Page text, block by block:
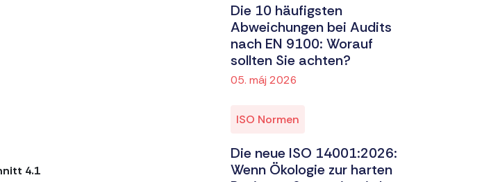
4.1
Die 10 häufigsten
Abweichungen bei Audits
nach EN 9100: Worauf
sollten Sie achten?
05. máj 2026
ISO Normen
Die neue ISO 14001:2026:
Wenn Ökologie zur harten